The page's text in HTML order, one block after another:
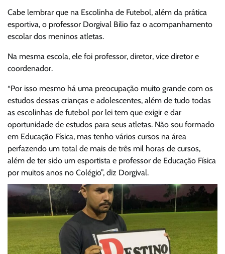
Cabe lembrar que na Escolinha de Futebol, além da prática
esportiva, o professor Dorgival Bilio faz o acompanhamento
escolar dos meninos atletas.
Na mesma escola, ele foi professor, diretor, vice diretor e
coordenador.
“Por isso mesmo há uma preocupação muito grande com os
estudos dessas crianças e adolescentes, além de tudo todas
as escolinhas de futebol por lei tem que exigir e dar
oportunidade de estudos para seus atletas. Não sou formado
em Educação Física, mas tenho vários cursos na área
perfazendo um total de mais de três mil horas de cursos,
além de ter sido um esportista e professor de Educação Física
por muitos anos no Colégio”, diz Dorgival.